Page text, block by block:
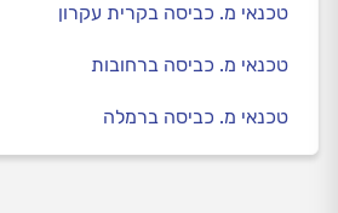
טכנאי מ. כביסה בקרית עקרון
טכנאי מ. כביסה ברחובות
טכנאי מ. כביסה ברמלה